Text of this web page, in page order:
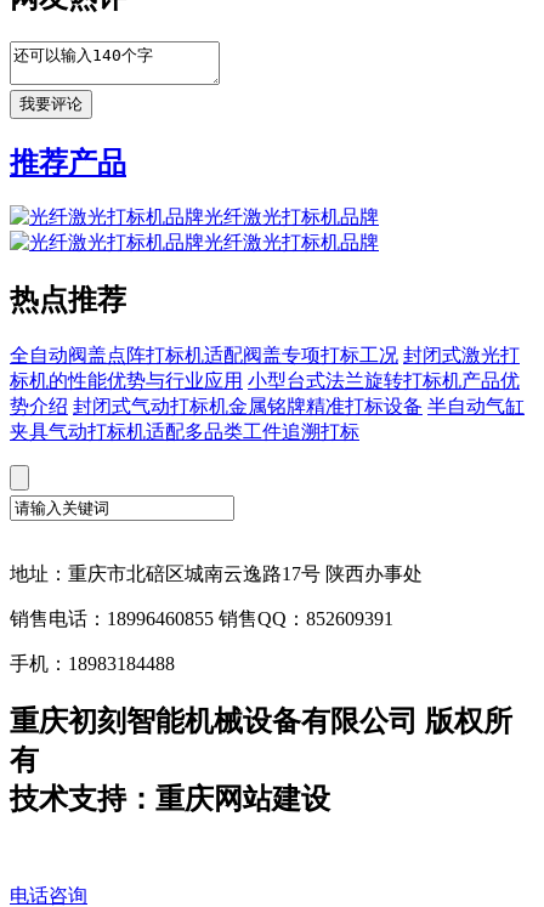
推荐产品
光纤激光打标机品牌
光纤激光打标机品牌
热点推荐
全自动阀盖点阵打标机适配阀盖专项打标工况 封闭式激光打
标机的性能优势与行业应用 小型台式法兰旋转打标机产品优
势介绍 封闭式气动打标机金属铭牌精准打标设备 半自动气缸
夹具气动打标机适配多品类工件追溯打标
地址：重庆市北碚区城南云逸路17号 陕西办事处
销售电话：18996460855 销售QQ：852609391
手机：18983184488
重庆初刻智能机械设备有限公司 版权所
有
技术支持：重庆网站建设
电话咨询